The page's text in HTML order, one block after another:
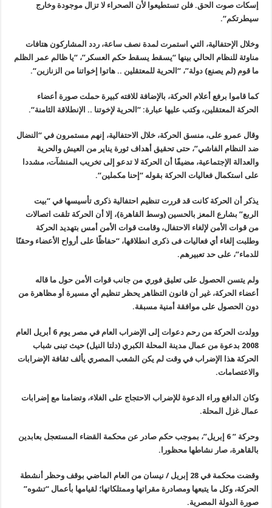
إسكات صوت الحق. فلن تستطيعوا لأن الصحراء لا تزال موجودة وخارج
سيطرتكم“.
وخلال الإحتفالية، التي استمرت لمدة نصف ساعة، ردد المشاركون هتافات
مناوئة للنظام الحالي بينها “يسقط يسقط حكم العسكر”، “يا ظالم عمر الظلم
ما قوم(لم يصنع) دولة”، “الحرية للمعتقلين .. هاتوا إخواتنا من الزنازين“.
كما قاموا برفع أعلام الحركة، بالإضافة للافته كبيرة حملت صورة أعضاء
الحركة المعتقلين، وكتب عليها عبارة: “الحرية لإخوتنا .. الإنطلاقة الثامنة“.
وقال عمرو على، منسق الحركة، خلال الاحتفالية، إنهم مستمرون في “النضال
ضد النظام الفاشي”، حتى تحقيق أهداف ثورة يناير من العيش والحرية
والعدالة الإجتماعية، مضيفًا أن الحركة لا تدعو إلى تخريب المنشآت، مشددا
على استكمال فعاليات الحركة بقوله “إحنا مكملين“.
يذكر أن الحركة كانت قد قررت تنظيم احتفالية ذكرى تأسيسها في “بيت
الربع” بشارع المعز بالحسين (وسط القاهرة)، إلا أن الحركة تلقت اتصالات
من قوات الأمن لإلغاء الاحتفال، وقامت قوات الأمن أمس بتهديد الحركة
وطلبت إلغاء أي فعاليات فى ذكرى انطلاقها، “حفاظًا على أرواح الأعضاء وحقنًا
للدماء”، على حد تعبيرهم.
ولم يتسن الحصول على تعليق فوري من جانب قوات الأمن حول ما قاله
أعضاء الحركة، غير أن قانون التظاهر يحظر تنظيم أي مسيرة أو مظاهرة من
دون الحصول على موافقة أمنية مسبقة.
وولدت الحركة من رحم دعوات إلى الإضراب العام في مصر يوم 6 أبريل العام
2008 بدعوة من عمال مدينة المحلة الكبري (دلتا النيل) حيث تبنى شباب
الحركة هذا الإضراب في وقت لم يكن الشعب المصري يألف ثقافة الإضرابات
والاعتصامات.
وكان الدافع وراء الدعوة للإضراب الاحتجاج على الغلاء، وتضامنا مع إضرابات
عمال غزل المحلة.
وحركة ” 6 إبريل”، بموجب حكم صادر عن محكمة القضاء المستعجل بعابدين
بالقاهرة، صار نشاطها محظورا .
وقضت محكمة في 28 إبريل / نيسان من العام الماضي بوقف وحظر أنشطة
الحركة، وكل ما يتبعها ومصادرة مقراتها وممتلكاتها؛ لقيامها بأعمال “تشوه”
صورة الدولة المصرية.